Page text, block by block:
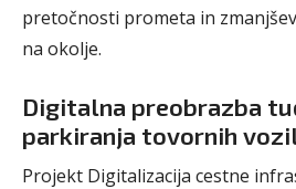
pretočnosti prometa in
na okolje.
Digitalna preobrazba
parkiranja tovornih
Projekt Digitalizacija cestne